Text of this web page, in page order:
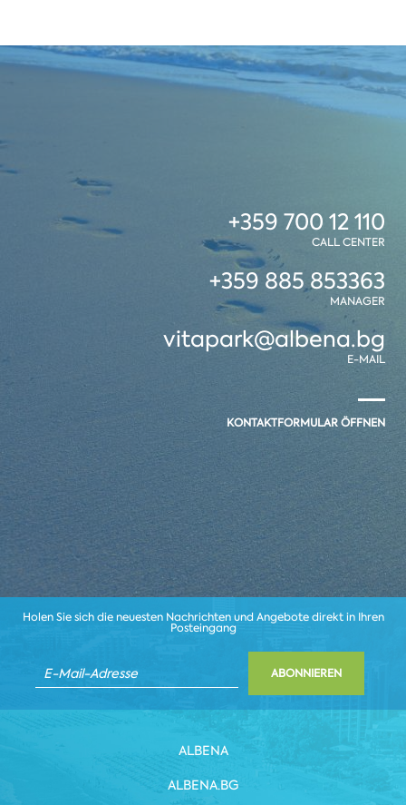
+359 700 12 110
CALL CENTER
+359 885 853363
MANAGER
vitapark@albena.bg
E-MAIL
KONTAKTFORMULAR ÖFFNEN
Holen Sie sich die neuesten Nachrichten und Angebote direkt in Ihren
Posteingang
ABONNIEREN
ALBENA
ALBENA.BG